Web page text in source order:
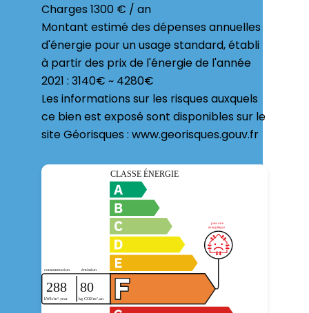
Charges 1300 € / an
Montant estimé des dépenses annuelles
d'énergie pour un usage standard, établi
à partir des prix de l'énergie de l'année
2021 : 3140€ ~ 4280€
Les informations sur les risques auxquels
ce bien est exposé sont disponibles sur le
site Géorisques : www.georisques.gouv.fr